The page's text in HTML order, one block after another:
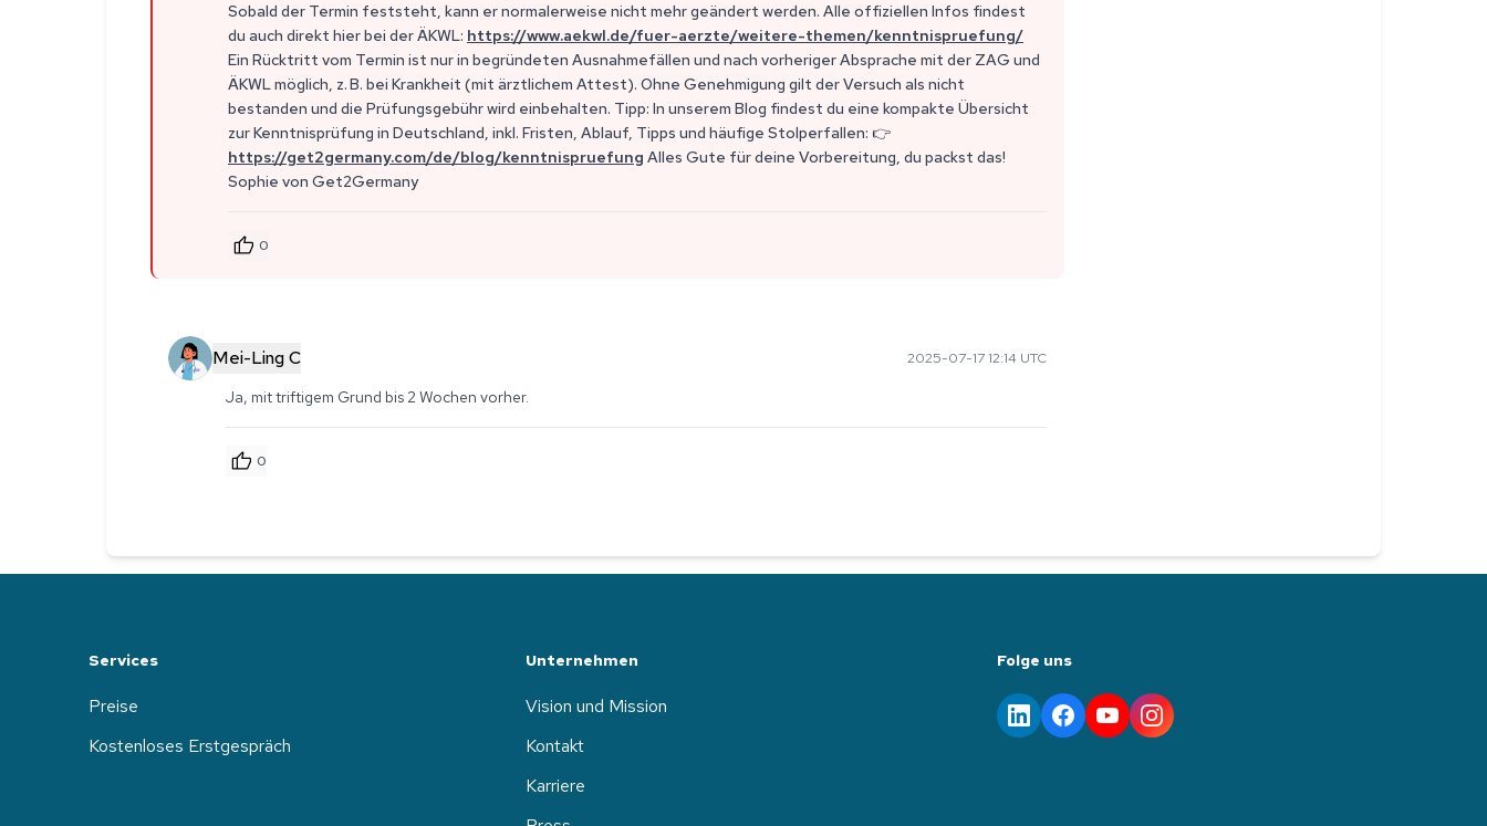
Sobald der Termin feststeht, kann er normalerweise nicht mehr geändert werden. Alle offiziellen Infos findest
du auch direkt hier bei der ÄKWL: https://www.aekwl.de/fuer-aerzte/weitere-themen/kenntnispruefung/
Ein Rücktritt vom Termin ist nur in begründeten Ausnahmefällen und nach vorheriger Absprache mit der ZAG und
ÄKWL möglich, z. B. bei Krankheit (mit ärztlichem Attest). Ohne Genehmigung gilt der Versuch als nicht
bestanden und die Prüfungsgebühr wird einbehalten. Tipp: In unserem Blog findest du eine kompakte Übersicht
zur Kenntnisprüfung in Deutschland, inkl. Fristen, Ablauf, Tipps und häufige Stolperfallen: 👉
https://get2germany.com/de/blog/kenntnispruefung Alles Gute für deine Vorbereitung, du packst das!
Sophie von Get2Germany
0
Mei-Ling C 2025-07-17 12:14 UTC
Ja, mit triftigem Grund bis 2 Wochen vorher.
0
Services
Preise
Kostenloses Erstgespräch
Unternehmen
Vision und Mission
Kontakt
Karriere
Folge uns